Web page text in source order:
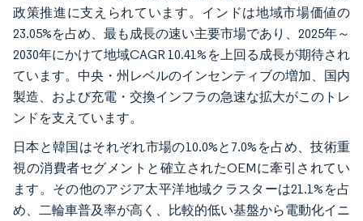
政策推進に支えられています。インドは地域市場価値の
23.05%を占め、最も成長の速い主要市場であり、2025年～
2030年にかけて地域CAGR 10.41%を上回る成長が期待され
ています。中央・州レベルのインセンティブの増加、国内
製造、および充電・交換インフラの急速な拡大がこのトレ
ンドを支えています。
日本と韓国はそれぞれ市場の10.0%と7.0%を占め、技術重
視の消費者セグメントと確立されたOEMに牽引されてい
ます。その他のアジア太平洋地域クラスターは21.1%を占
め、二輪車普及率が高く、比較的低い基盤から電動化イニ